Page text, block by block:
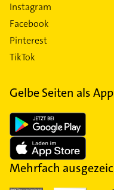
Instagram
Facebook
Pinterest
TikTok
Gelbe Seiten als App
Mehrfach